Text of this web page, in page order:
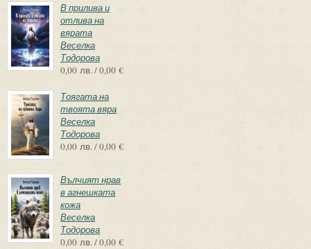
В прилива и
отлива на
вярата
Веселка
Тодорова
0,00 лв. / 0,00 €
Тоягата на
твоята вяра
Веселка
Тодорова
0,00 лв. / 0,00 €
Вълчият нрав
в агнешката
кожа
Веселка
Тодорова
0,00 лв. / 0,00 €